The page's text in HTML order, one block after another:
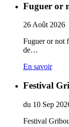
Fuguer or
26 Août 2026
Fuguer or not
de…
En savoir
Festival
du 10 Sep
Festival